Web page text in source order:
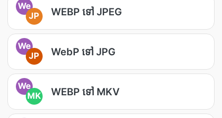
We
JP
WEBP ទៅ JPEG
We
JP
WebP ទៅ JPG
We
MK
WEBP ទៅ MKV